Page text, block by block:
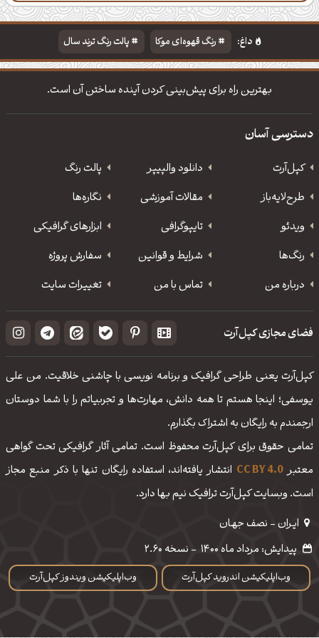
دسته‌بندی مطالب تازه تایپوگرافی پالت‌ها
داغ: رنگ قهوه‌ای موکا
پالت رنگ ترند سال
دانلود والپیپر مذهبی
تایپوگرافی شعر مولانا
بهترین راه برای پیش‌بینی کردن آینده ساختن آن است.
دسترسی آسان
کپل‌آرت دانلود‌ والپیپر
پالت رنگ
طرح‌لایه‌باز
مقالات آموزشی
نگاره‌ها
ویدئو
‌تایپوگرافی
ابزارهای گرافیکی
رنگ‌ها
شرایط و قوانین
سفارش پروژه
درباره من
تماس با من تغییرات سایت
فضای مجازی کپل‌آرت
کپل‌آرت یعنی طراحی گرافیک و برنامه نویسی با چاشنی خلاقیت. من علی
یوسفی؛ اینجا هستم تا همه دانش، مهارت‌‌ها و تجربیاتم را با شما دوستان
ارجمندم به رایگان به اشتراک بگذارم.
تمامی حقوق برای کپل‌آرت محفوظ است. تمامی آثار گرافیکی تحت گواهی
معتبرCC BY 4.0 انتشار یافته‌اند، استفاده رایگان تنها با ذکر منبع مجاز
است. وبسایت کپل‌آرت ترافیک نیم بها دارد.
ایـران - نصف جهـان
وب‌اپلیکیشن اندروید کپل‌آرت وب‌اپلیکیشن ویندوز کپل‌آرت
پیدایش: مرداد ماه 1400 - نسخه 2.60